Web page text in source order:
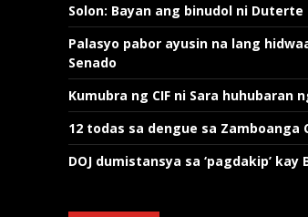
Solon: Bayan ang binudol ni Duterte
Palasyo pabor ayusin na lang
Senado
Kumubra ng CIF ni Sara huhubaran
12 todas sa dengue sa Zamboanga
DOJ dumistansya sa ‘pagdakip’ kay